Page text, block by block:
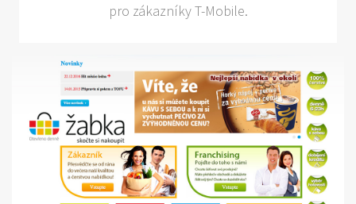
pro zákazníky T-Mobile.